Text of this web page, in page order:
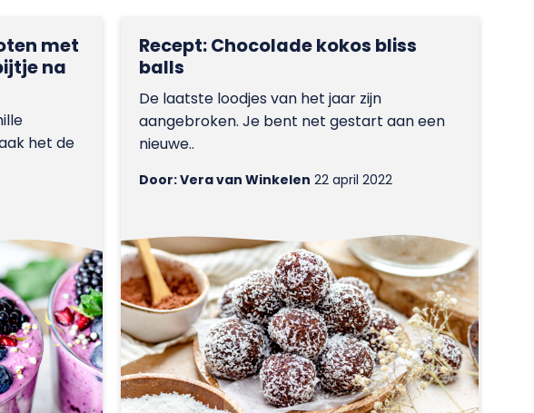
met
na
het de
Recept: Chocolade kokos bliss
balls
De laatste loodjes van het jaar zijn
aangebroken. Je bent net gestart aan een
nieuwe..
Door: Vera van Winkelen 22 april 2022